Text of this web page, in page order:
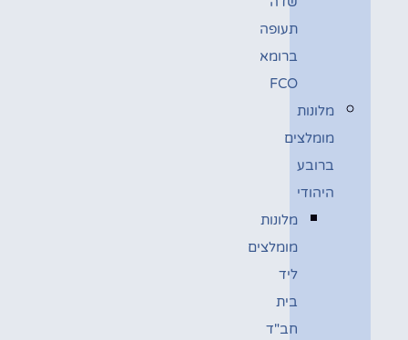
תעופה
ברומא
FCO
מלונות
מומלצים
ברובע
היהודי
מלונות
מומלצים
ליד
בית
חב"ד